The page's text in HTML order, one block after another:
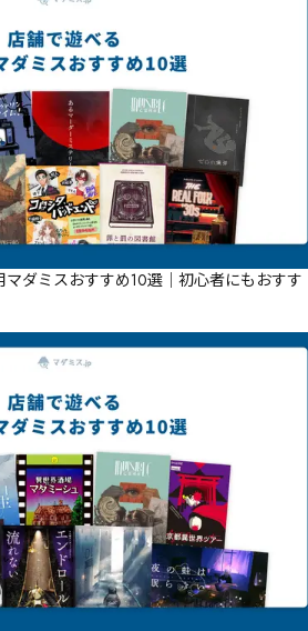
マダミスおすすめ10選｜初心者にもおすす